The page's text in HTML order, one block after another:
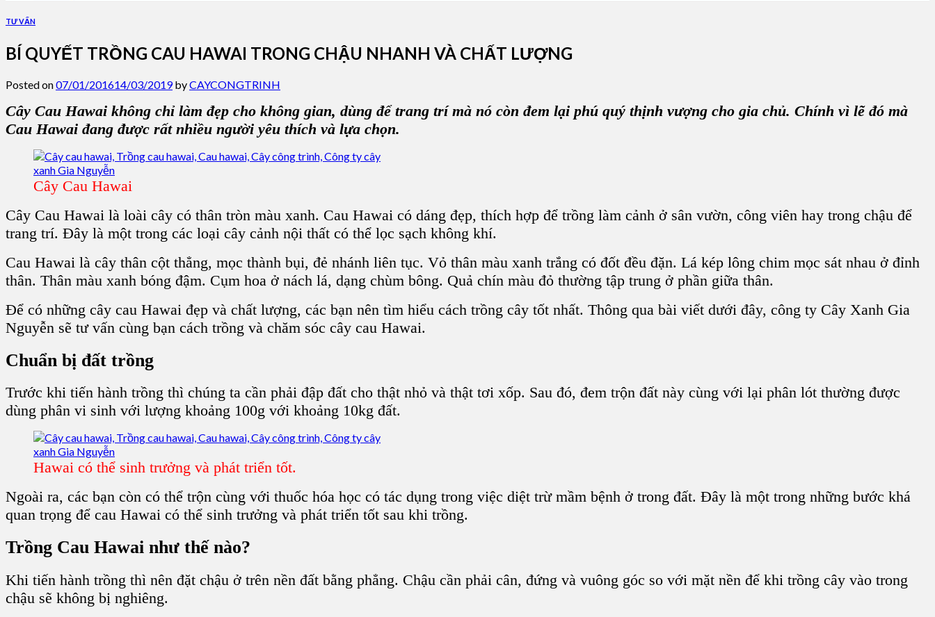
TƯ VẤN
BÍ QUYẾT TRỒNG CAU HAWAI TRONG CHẬU NHANH VÀ CHẤT LƯỢNG
Posted on07/01/201614/03/2019byCAYCONGTRINH
Cây Cau Hawai không chỉ làm đẹp cho không gian, dùng đểtrang trímà nó còn đem lại phú quý thịnh vượng cho gia chủ. Chính vì lẽ đó mà
Cau Hawai đang được rất nhiều người yêu thích và lựa chọn.
Cây Cau Hawai
Cây Cau Hawai là loài cây có thân tròn màu xanh. Cau Hawai có dáng đẹp, thích hợp để trồng làm cảnh ở sân vườn, công viên hay trong chậu để
trang trí. Đây là một trong các loại cây cảnh nội thất có thể lọc sạch không khí.
Cau Hawai là cây thân cột thẳng, mọc thành bụi, đẻ nhánh liên tục. Vỏ thân màu xanh trắng có đốt đều đặn. Lá kép lông chim mọc sát nhau ở đỉnh
thân. Thân màu xanh bóng đậm. Cụm hoa ở nách lá, dạng chùm bông. Quả chín màu đỏ thường tập trung ở phần giữa thân.
Để có những cây cau Hawai đẹp và chất lượng, các bạn nên tìm hiểu cách trồng cây tốt nhất. Thông qua bài viết dưới đây, công ty Cây Xanh Gia
Nguyễn sẽ tư vấn cùng bạn cách trồng và chăm sóc cây cau Hawai.
Chuẩn bị đất trồng
Trước khi tiến hành trồng thì chúng ta cần phải đập đất cho thật nhỏ và thật tơi xốp. Sau đó, đem trộn đất này cùng với lại phân lót thường được
dùng phân vi sinh với lượng khoảng 100g với khoảng 10kg đất.
Hawai có thể sinh trưởng và phát triển tốt.
Ngoài ra, các bạn còn có thể trộn cùng với thuốc hóa học có tác dụng trong việc diệt trừ mầm bệnh ở trong đất. Đây là một trong những bước khá
quan trọng để cau Hawai có thể sinh trưởng và phát triển tốt sau khi trồng.
Trồng Cau Hawai như thế nào?
Khi tiến hành trồng thì nên đặt chậu ở trên nền đất bằng phẳng. Chậu cần phải cân, đứng và vuông góc so với mặt nền để khi trồng cây vào trong
chậu sẽ không bị nghiêng.